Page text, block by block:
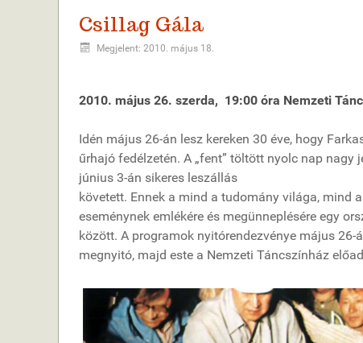
Csillag Gála
Megjelent: 2010. május 18.
2010. május 26. szerda, 19:00 óra Nemzeti
Idén május 26-án lesz kereken 30 éve, hogy
űrhajó fedélzetén. A „fent” töltött nyolc nap
június 3-án sikeres leszállás
követett. Ennek a mind a tudomány világa, mind
eseménynek emlékére és megünneplésére egy
között. A programok nyitórendezvénye május
megnyitó, majd este a Nemzeti Táncszínház